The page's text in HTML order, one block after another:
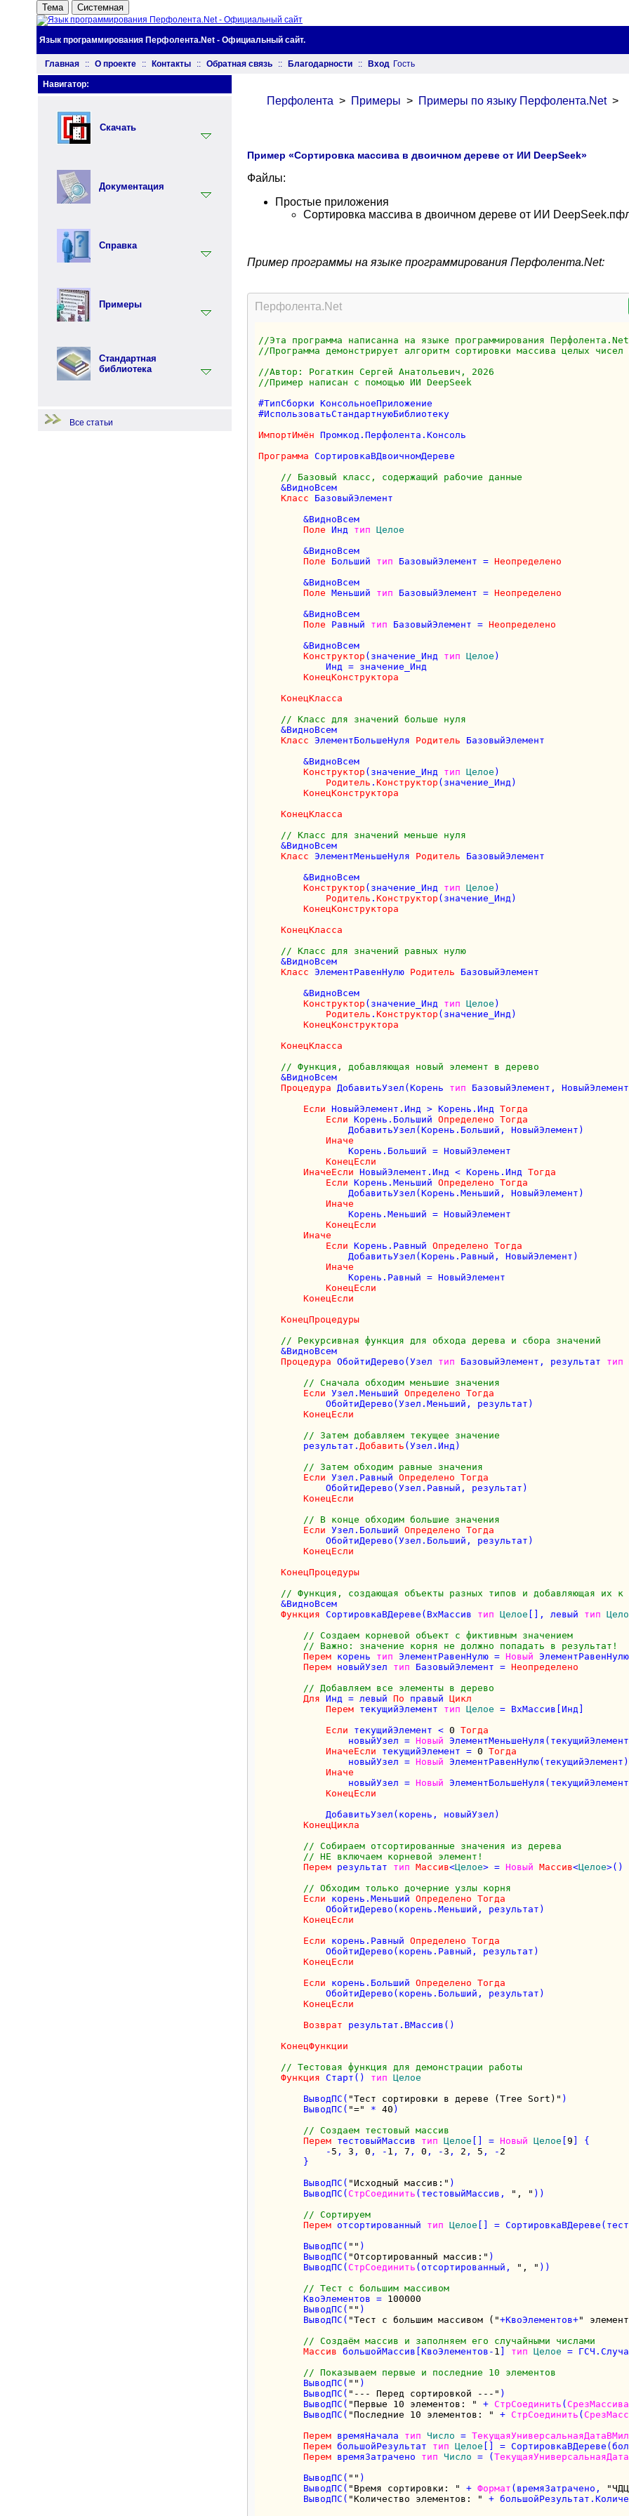
Тема Системная
Язык программирования Перфолента.Net - Официальный сайт.
Главная :: О проекте :: Контакты :: Обратная связь :: Благодарности :: Вход Гость
Перфолента > Примеры > Примеры по языку Перфолента.Net >
Пример «Сортировка массива в двоичном дереве от ИИ DeepSeek»
Файлы:
Простые приложения
Сортировка массива в двоичном дереве от ИИ
Пример программы на языке программирования Перфолента.Net:
Перфолента.Net
//Эта программа написанна на языке программирования
//Программа демонстрирует алгоритм сортировки массива целых
//Автор: Рогаткин Сергей Анатольевич, 2026
//Пример написан с помощью ИИ DeepSeek
#ТипСборки КонсольноеПриложение
#ИспользоватьСтандартнуюБиблиотеку
ИмпортИмён Промкод.Перфолента.Консоль
Программа СортировкаВДвоичномДереве
// Базовый класс, содержащий рабочие данные
    &ВидноВсем
Класс БазовыйЭлемент
        &ВидноВсем
Поле Инд тип Целое
        &ВидноВсем
Поле Больший тип БазовыйЭлемент = Неопределено
        &ВидноВсем
Поле Меньший тип БазовыйЭлемент = Неопределено
        &ВидноВсем
Поле Равный тип БазовыйЭлемент = Неопределено
        &ВидноВсем
Конструктор (значение_Инд тип Целое )
            Инд = значение_Инд
КонецКонструктора
КонецКласса
// Класс для значений больше нуля
    &ВидноВсем
Класс ЭлементБольшеНуля Родитель БазовыйЭлемент
        &ВидноВсем
Конструктор (значение_Инд тип Целое )
Родитель . Конструктор (значение_Инд)
КонецКонструктора
КонецКласса
// Класс для значений меньше нуля
    &ВидноВсем
Класс ЭлементМеньшеНуля Родитель БазовыйЭлемент
        &ВидноВсем
Конструктор (значение_Инд тип Целое )
Родитель . Конструктор (значение_Инд)
КонецКонструктора
КонецКласса
// Класс для значений равных нулю
    &ВидноВсем
Класс ЭлементРавенНулю Родитель БазовыйЭлемент
        &ВидноВсем
Конструктор (значение_Инд тип Целое )
Родитель . Конструктор (значение_Инд)
КонецКонструктора
КонецКласса
// Функция, добавляющая новый элемент в дерево
    &ВидноВсем
Процедура ДобавитьУзел(Корень тип БазовыйЭлемент, НовыйЭлемент
Если НовыйЭлемент.Инд > Корень.Инд Тогда
Если Корень.Больший Определено Тогда
                ДобавитьУзел(Корень.Больший, НовыйЭлемент)
Иначе
                Корень.Больший = НовыйЭлемент
КонецЕсли
ИначеЕсли НовыйЭлемент.Инд < Корень.Инд Тогда
Если Корень.Меньший Определено Тогда
                ДобавитьУзел(Корень.Меньший, НовыйЭлемент)
Иначе
                Корень.Меньший = НовыйЭлемент
КонецЕсли
Иначе
Если Корень.Равный Определено Тогда
                ДобавитьУзел(Корень.Равный, НовыйЭлемент)
Иначе
                Корень.Равный = НовыйЭлемент
КонецЕсли
КонецЕсли
КонецПроцедуры
// Рекурсивная функция для обхода дерева и сбора значений
    &ВидноВсем
Процедура ОбойтиДерево(Узел тип БазовыйЭлемент, результат тип
// Сначала обходим меньшие значения
Если Узел.Меньший Определено Тогда
            ОбойтиДерево(Узел.Меньший, результат)
КонецЕсли
// Затем добавляем текущее значение
        результат.
Добавить (Узел.Инд)
// Затем обходим равные значения
Если Узел.Равный Определено Тогда
            ОбойтиДерево(Узел.Равный, результат)
КонецЕсли
// В конце обходим большие значения
Если Узел.Больший Определено Тогда
            ОбойтиДерево(Узел.Больший, результат)
КонецЕсли
КонецПроцедуры
// Функция, создающая объекты разных типов и добавляющая их к
    &ВидноВсем
Функция СортировкаВДереве(ВхМассив тип Целое [], левый тип
// Создаем корневой объект с фиктивным значением
// Важно: значение корня не должно попадать в результат!
Перем корень тип ЭлементРавенНулю = Новый
Перем новыйУзел тип БазовыйЭлемент = Неопределено
// Добавляем все элементы в дерево
Для Инд = левый По правый Цикл
Перем текущийЭлемент тип Целое = ВхМассив[Инд]
Если текущийЭлемент < 0 Тогда
                новыйУзел =
Новый
ИначеЕсли текущийЭлемент = 0 Тогда
                новыйУзел =
Новый ЭлементРавенНулю(текущийЭлемент)
Иначе
                новыйУзел =
Новый
КонецЕсли
            ДобавитьУзел(корень, новыйУзел)
КонецЦикла
// Собираем отсортированные значения из дерева
// НЕ включаем корневой элемент!
Перем результат тип Массив<Целое> = Новый Массив<Целое>()
// Обходим только дочерние узлы корня
Если корень.Меньший Определено Тогда
            ОбойтиДерево(корень.Меньший, результат)
КонецЕсли
Если корень.Равный Определено Тогда
            ОбойтиДерево(корень.Равный, результат)
КонецЕсли
Если корень.Больший Определено Тогда
            ОбойтиДерево(корень.Больший, результат)
КонецЕсли
Возврат результат.ВМассив()
КонецФункции
// Тестовая функция для демонстрации работы
Функция Старт() тип Целое
        ВыводПС(
"Тест сортировки в дереве (Tree Sort)" )
        ВыводПС(
"=" * 40 )
// Создаем тестовый массив
Перем тестовыйМассив тип Целое [] = Новый Целое [9 ] {
            -
5 , 3 , 0 , - 1 , 7 , 0 , -3 , 2 , 5 , - 2
        }
        ВыводПС(
"Исходный массив:" )
        ВыводПС(
СтрСоединить (тестовыйМассив, ", " ))
// Сортируем
Перем отсортированный тип Целое [] =
        ВыводПС(
"" )
        ВыводПС(
"Отсортированный массив:" )
        ВыводПС(
СтрСоединить (отсортированный, ", " ))
// Тест с большим массивом
        КвоЭлементов =
100000
        ВыводПС(
"" )
        ВыводПС(
"Тест с большим массивом ("+КвоЭлементов+"
// Создаём массив и заполняем его случайными числами
Массив большойМассив[КвоЭлементов- 1 ] тип Целое =
// Показываем первые и последние 10 элементов
        ВыводПС(
"" )
        ВыводПС(
"--- Перед сортировкой ---" )
        ВыводПС(
"Первые 10 элементов: " + СтрСоединить (СрезМассива
        ВыводПС(
"Последние 10 элементов: " + СтрСоединить (
Перем времяНачала тип Число =
Перем большойРезультат тип Целое [] =
Перем времяЗатрачено тип Число = (
        ВыводПС(
"" )
        ВыводПС(
"Время сортировки: " + Формат (времяЗатрачено,
        ВыводПС(
"Количество элементов: "
+
Навигатор:
Скачать
Документация
Инструментарий
Документация
Синтаксис языка Перфолента
Практика программирования на
Объектно ориентированное
программирование (ООП) на
языке Перфолента
Справка
Встроенные функции
Терминология
Примеры
Перфолента.Net
Примеры по стандартной
библиотеке
Стандартная
библиотека
Все статьи